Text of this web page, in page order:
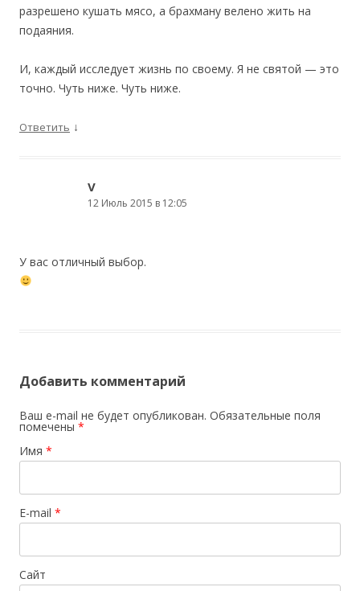
разрешено кушать мясо, а брахману велено жить на
подаяния.
И, каждый исследует жизнь по своему. Я не святой — это
точно. Чуть ниже. Чуть ниже.
Ответить ↓
V
12 Июль 2015 в 12:05
У вас отличный выбор.
Добавить комментарий
Ваш e-mail не будет опубликован. Обязательные поля
помечены *
Имя *
E-mail *
Сайт